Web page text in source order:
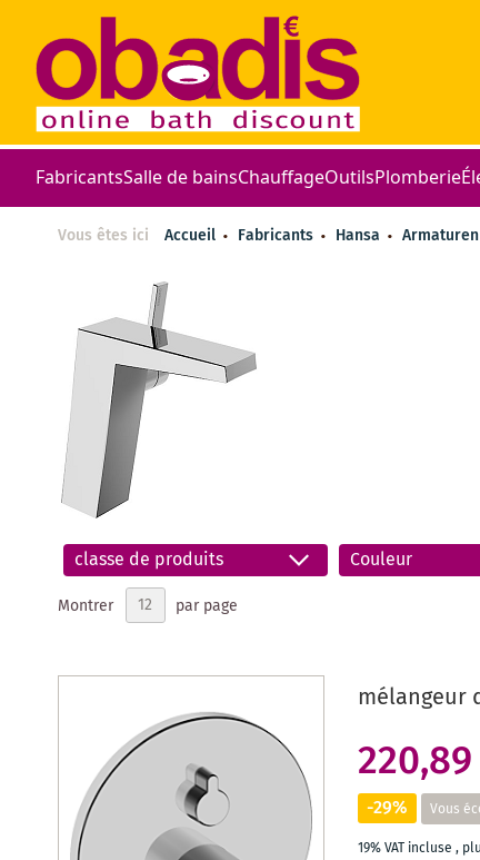
FabricantsSalle de bainsChauffageOutilsPlomberie
Vous êtes ici Accueil Fabricants Hansa Armaturen
classe de produits Couleur
Montrer par page
mélangeur
-29% Vous
19% VAT incluse ,